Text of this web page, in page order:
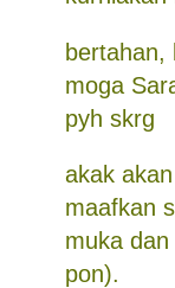
bertahan,
moga
pyh skrg
akak
maafkan
muka
pon).